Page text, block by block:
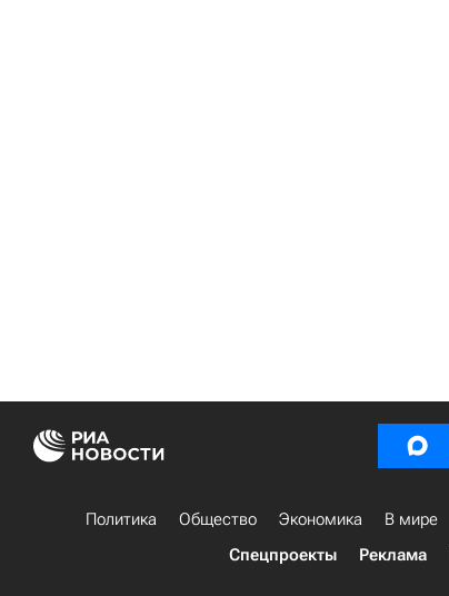
Политика Общество Экономика В мире
Спецпроекты
Реклама